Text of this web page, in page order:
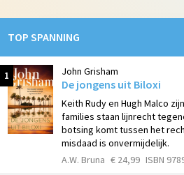
Fictie
TOP SPANNING
1 John Grisham
De jongens uit Biloxi
Keith Rudy en Hugh Malco
families staan lijnrecht
botsing komt tussen het
misdaad is onvermijdelijk.
A.W. Bruna € 24,99 ISBN